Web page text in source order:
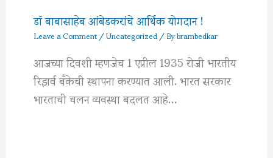
डॉ बाबासाहेब आंबेडकरांचे आर्थिक योगदान !
Leave a Comment/Uncategorized/ Bybrambedkar
आजच्या दिवशी म्हणजेच 1 एप्रील 1935 रोजी भारतीय
रिझर्व बँकेची स्थापना करण्यात आली. भारत सरकार
भारताची चलन व्यवस्था बदलत आहे…